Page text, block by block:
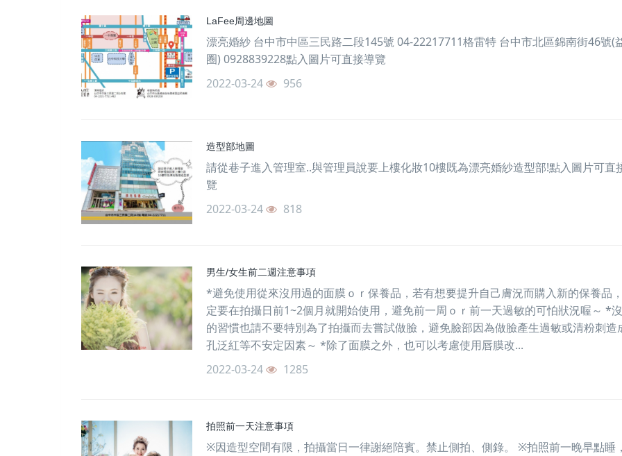
LaFee周邊地圖
漂亮婚紗 台中市中區三民路二段145號 04-22217711格雷特 台中市北區錦南街46號(
圈) 0928839228點入圖片可直接導覽
2022-03-24
956
造型部地圖
請從巷子進入管理室..與管理員說要上樓化妝10樓既為漂亮婚紗造型部!點入圖片可直
覽
2022-03-24
818
男生/女生前二週注意事項
*避免使用從來沒用過的面膜ｏｒ保養品，若有想要提升自己膚況而購入新的保養品
定要在拍攝日前1~2個月就開始使用，避免前一周ｏｒ前一天過敏的可怕狀況喔～ *
的習慣也請不要特別為了拍攝而去嘗試做臉，避免臉部因為做臉產生過敏或清粉刺造
孔泛紅等不安定因素～ *除了面膜之外，也可以考慮使用唇膜改...
2022-03-24
1285
拍照前一天注意事項
※因造型空間有限，拍攝當日一律謝絕陪賓。禁止側拍、側錄。 ※拍照前一晚早點睡